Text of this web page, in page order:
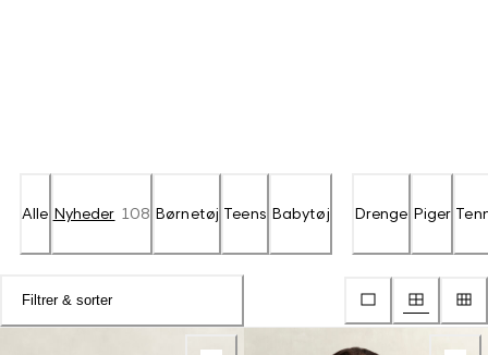
Alle Nyheder 108 Børnetøj Teens Babytøj Drenge Piger
Filtrer & sorter